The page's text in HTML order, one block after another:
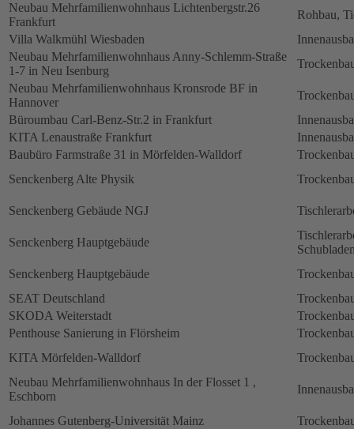
Neubau Mehrfamilienwohnhaus Lichtenbergstr.26
Frankfurt
Rohbau,
Villa Walkmühl Wiesbaden
Neubau Mehrfamilienwohnhaus Anny-Schlemm-Straße
1-7 in Neu Isenburg
Neubau Mehrfamilienwohnhaus Kronsrode BF in
Hannover
Büroumbau Carl-Benz-Str.2 in Frankfurt
KITA Lenaustraße Frankfurt
Baubüro Farmstraße 31 in Mörfelden-Walldorf
Senckenberg Alte Physik
Senckenberg Gebäude NGJ
Senckenberg Hauptgebäude
Senckenberg Hauptgebäude
SEAT Deutschland
SKODA Weiterstadt
Penthouse Sanierung in Flörsheim
KITA Mörfelden-Walldorf
Neubau Mehrfamilienwohnhaus In der Flosset 1 ,
Eschborn
Johannes Gutenberg-Universität Mainz